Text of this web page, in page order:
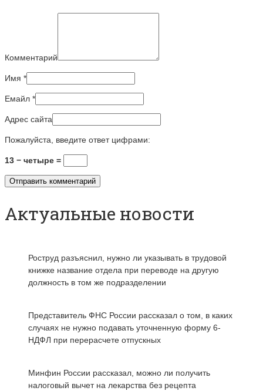
Комментарий
Имя *
Емайл *
Адрес сайта
Пожалуйста, введите ответ цифрами:
13 − четыре =
Актуальные новости
Роструд разъяснил, нужно ли указывать в трудовой
книжке название отдела при переводе на другую
должность в том же подразделении
Представитель ФНС России рассказал о том, в каких
случаях не нужно подавать уточненную форму 6-
НДФЛ при перерасчете отпускных
Минфин России рассказал, можно ли получить
налоговый вычет на лекарства без рецепта